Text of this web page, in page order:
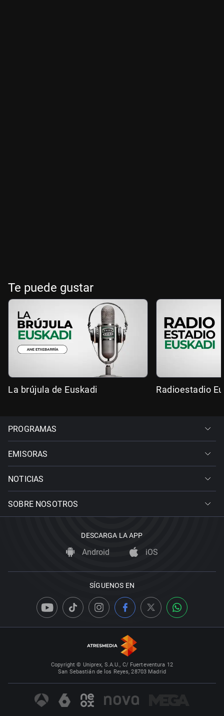
Te puede gustar
La brújula de Euskadi Radioestadio
PROGRAMAS
EMISORAS
NOTICIAS
SOBRE NOSOTROS
DESCARGA LA APP
Android iOS
SÍGUENOS EN
Copyright © Uniprex, S.A.U., C/ Fuerteventura 12
San Sebastián de los Reyes, 28703 Madrid